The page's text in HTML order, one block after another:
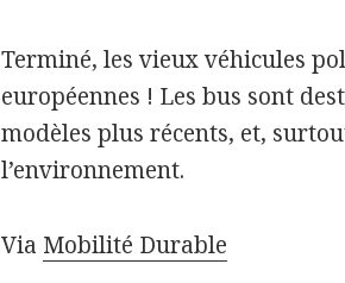
Terminé, les vieux véhicules
européennes ! Les bus sont
modèles plus récents, et,
l’environnement.
Via Mobilité Durable